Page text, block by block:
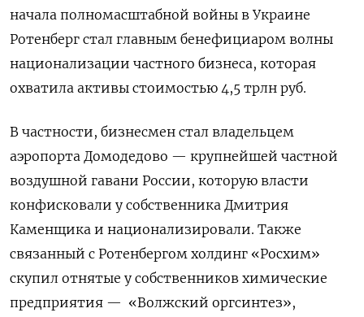
начала полномасштабной войны в Украине
Ротенберг стал главным бенефициаром волны
национализации частного бизнеса, которая
охватила активы стоимостью 4,5 трлн руб.
В частности, бизнесмен стал владельцем
аэропорта Домодедово — крупнейшей частной
воздушной гавани России, которую власти
конфисковали у собственника Дмитрия
Каменщика и национализировали. Также
связанный с Ротенбергом холдинг «Росхим»
скупил отнятые у собственников химические
предприятия — «Волжский оргсинтез»,